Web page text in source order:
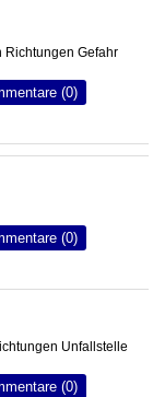
Richtungen Gefahr
(0)
(0)
Unfallstelle
(0)